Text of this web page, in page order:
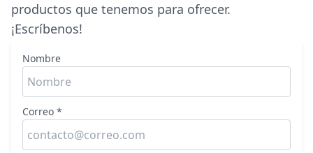
productos que tenemos para ofrecer.
¡Escríbenos!
Nombre
Correo *